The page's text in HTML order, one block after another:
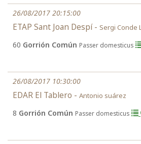
26/08/2017 20:15:00
ETAP Sant Joan Despí - Sergi Conde
60 Gorrión Común Passer domesticus
26/08/2017 10:30:00
EDAR El Tablero - Antonio suárez
8 Gorrión Común Passer domesticus